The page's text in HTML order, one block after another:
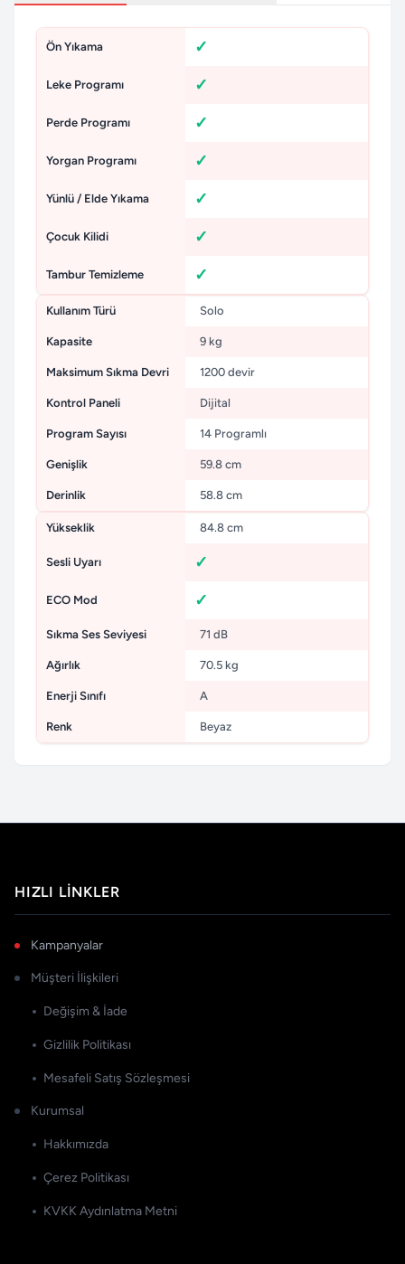
Ön Yıkama
Leke Programı
Perde Programı
Yorgan Programı
Yünlü / Elde Yıkama
Çocuk Kilidi
Tambur Temizleme
Kullanım Türü Solo
Kapasite 9 kg
Maksimum Sıkma Devri 1200 devir
Kontrol Paneli Dijital
Program Sayısı 14 Programlı
Genişlik 59.8 cm
Derinlik 58.8 cm
Yükseklik 84.8 cm
Sesli Uyarı
ECO Mod
Sıkma Ses Seviyesi 71 dB
Ağırlık 70.5 kg
Enerji Sınıfı A
Renk Beyaz
HIZLI LINKLER
Kampanyalar
Müşteri İlişkileri
Değişim & İade
Gizlilik Politikası
Mesafeli Satış Sözleşmesi
Kurumsal
Hakkımızda
Çerez Politikası
KVKK Aydınlatma Metni